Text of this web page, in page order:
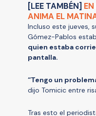
[LEE TAMBÉN]
ANIMA EL
Incluso este jueves,
Gómez-Pablos
quien estaba
pantalla.
“Tengo un
dijo Tomicic entre
Tras esto el